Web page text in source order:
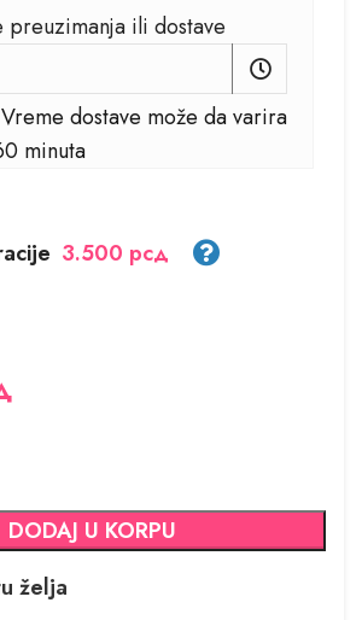
preuzimanja ili dostave
dostave može da varira
minuta
3.500 рсд
DODAJ U KORPU
želja